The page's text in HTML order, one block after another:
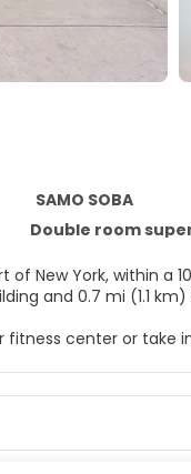
SAMO SOBA
Double room
New York, within a
and 0.7 mi (1.1
center or
rooms
is available
include phones, as